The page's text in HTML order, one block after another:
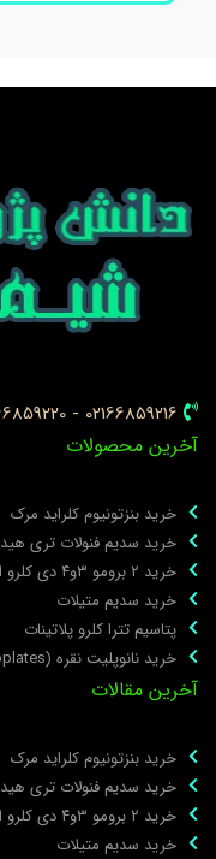
02166859216 - 66859220 - 09129618292
محصولات
خرید بنزتونیوم کلراید مرک
خرید سدیم فنولات تری هیدرات
خرید ۲ برومو ۳و۴ دی‌ کلرو استوفنون
خرید سدیم متیلات
پتاسیم تترا کلرو پلاتینات
خرید نانوپلیت نقره (Silver Nanoplates)
مقالات
خرید بنزتونیوم کلراید مرک
خرید سدیم فنولات تری هیدرات
خرید ۲ برومو ۳و۴ دی‌ کلرو استوفنون
خرید سدیم متیلات